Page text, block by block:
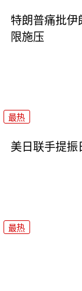
特朗普痛批伊
限施压
最热
美日联手提振
最热